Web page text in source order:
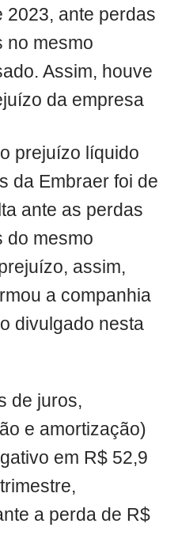
2023, ante perdas
no mesmo
Assim, houve
da empresa
prejuízo líquido
da Embraer foi de
ante as perdas
do mesmo
assim,
a companhia
divulgado nesta
de juros,
e amortização)
em R$ 52,9
a perda de R$